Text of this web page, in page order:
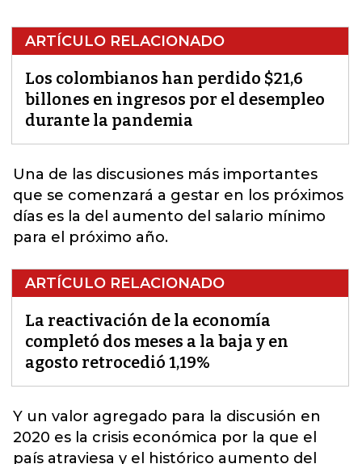
ARTÍCULO RELACIONADO
Los colombianos han perdido $21,6
billones en ingresos por el desempleo
durante la pandemia
Una de las discusiones más importantes
que se comenzará a gestar en los próximos
días es la del aumento del salario mínimo
para el próximo año.
ARTÍCULO RELACIONADO
La reactivación de la economía
completó dos meses a la baja y en
agosto retrocedió 1,19%
Y un valor agregado para la discusión en
2020 es la crisis económica por la que el
país atraviesa y el histórico aumento del